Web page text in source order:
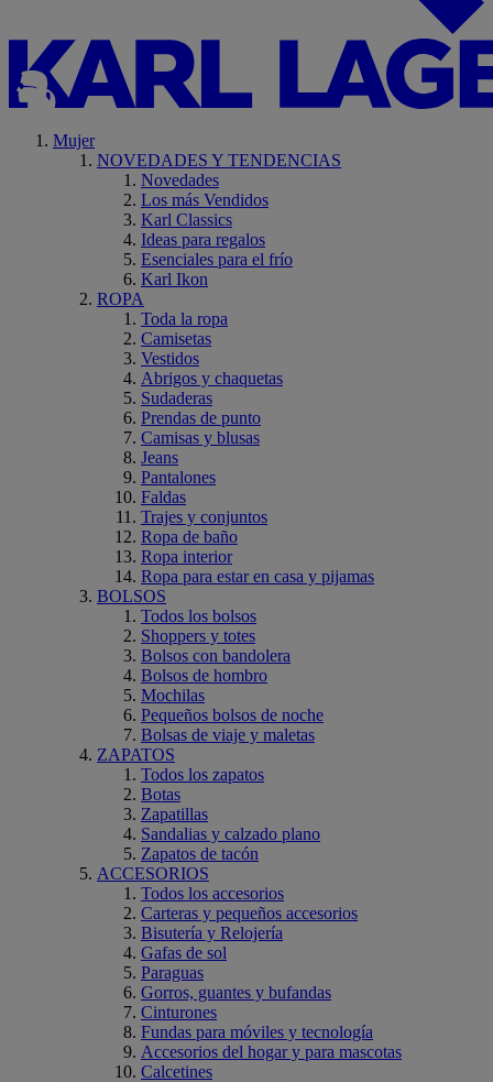
Mujer
NOVEDADES Y TENDENCIAS
Novedades
Los más Vendidos
Karl Classics
Ideas para regalos
Esenciales para el frío
Karl Ikon
ROPA
Toda la ropa
Camisetas
Vestidos
Abrigos y chaquetas
Sudaderas
Prendas de punto
Camisas y blusas
Jeans
Pantalones
Faldas
Trajes y conjuntos
Ropa de baño
Ropa interior
Ropa para estar en casa y pijamas
BOLSOS
Todos los bolsos
Shoppers y totes
Bolsos con bandolera
Bolsos de hombro
Mochilas
Pequeños bolsos de noche
Bolsas de viaje y maletas
ZAPATOS
Todos los zapatos
Botas
Zapatillas
Sandalias y calzado plano
Zapatos de tacón
ACCESORIOS
Todos los accesorios
Carteras y pequeños accesorios
Bisutería y Relojería
Gafas de sol
Paraguas
Gorros, guantes y bufandas
Cinturones
Fundas para móviles y tecnología
Accesorios del hogar y para mascotas
Calcetines